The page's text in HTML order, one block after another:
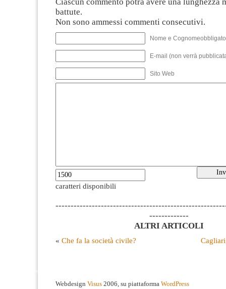
Ciascun commento potrà avere una lunghezza
battute.
Non sono ammessi commenti consecutivi.
Nome e
E-mail (non verrà
Sito Web
caratteri disponibili
-------------
ALTRI ARTICOLI
« Che fa la società civile?
Webdesign Visus 2006, su piattaforma WordPress